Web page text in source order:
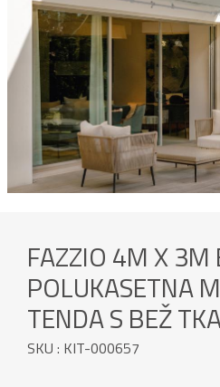
FAZZIO 4M X 3M
POLUKASETNA
TENDA S BEŽ
SKU : KIT-000657